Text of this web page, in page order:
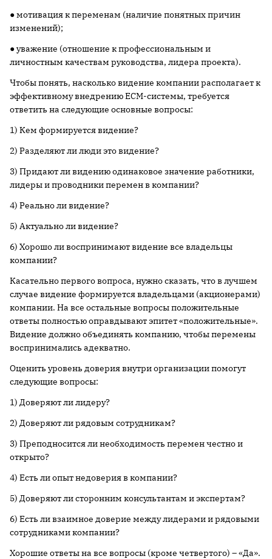
● мотивация к переменам (наличие понятных причин
изменений);
● уважение (отношение к профессиональным и
личностным качествам руководства, лидера проекта).
Чтобы понять, насколько видение компании располагает к
эффективному внедрению ECM-системы, требуется
ответить на следующие основные вопросы:
1) Кем формируется видение?
2) Разделяют ли люди это видение?
3) Придают ли видению одинаковое значение работники,
лидеры и проводники перемен в компании?
4) Реально ли видение?
5) Актуально ли видение?
6) Хорошо ли воспринимают видение все владельцы
компании?
Касательно первого вопроса, нужно сказать, что в лучшем
случае видение формируется владельцами (акционерами)
компании. На все остальные вопросы положительные
ответы полностью оправдывают эпитет «положительные».
Видение должно объединять компанию, чтобы перемены
воспринимались адекватно.
Оценить уровень доверия внутри организации помогут
следующие вопросы:
1) Доверяют ли лидеру?
2) Доверяют ли рядовым сотрудникам?
3) Преподносится ли необходимость перемен честно и
открыто?
4) Есть ли опыт недоверия в компании?
5) Доверяют ли сторонним консультантам и экспертам?
6) Есть ли взаимное доверие между лидерами и рядовыми
сотрудниками компании?
Хорошие ответы на все вопросы (кроме четвертого) – «Да».